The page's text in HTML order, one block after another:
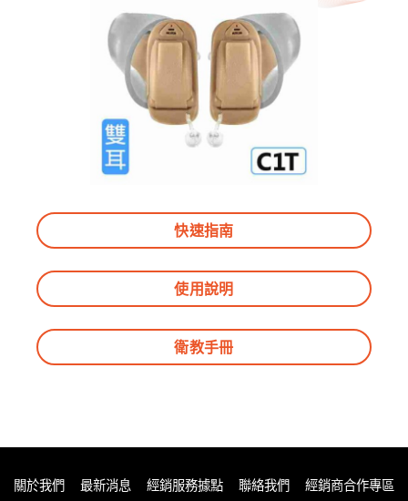
快速指南
使用說明
衛教手冊
關於我們 最新消息 經銷服務據點 聯絡我們 經銷商合作專區